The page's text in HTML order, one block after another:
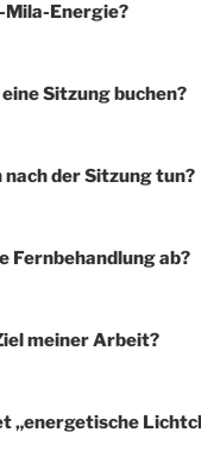
Mila-Energie?
Sitzung buchen?
nach der Sitzung tun?
Fernbehandlung ab?
meiner Arbeit?
„energetische